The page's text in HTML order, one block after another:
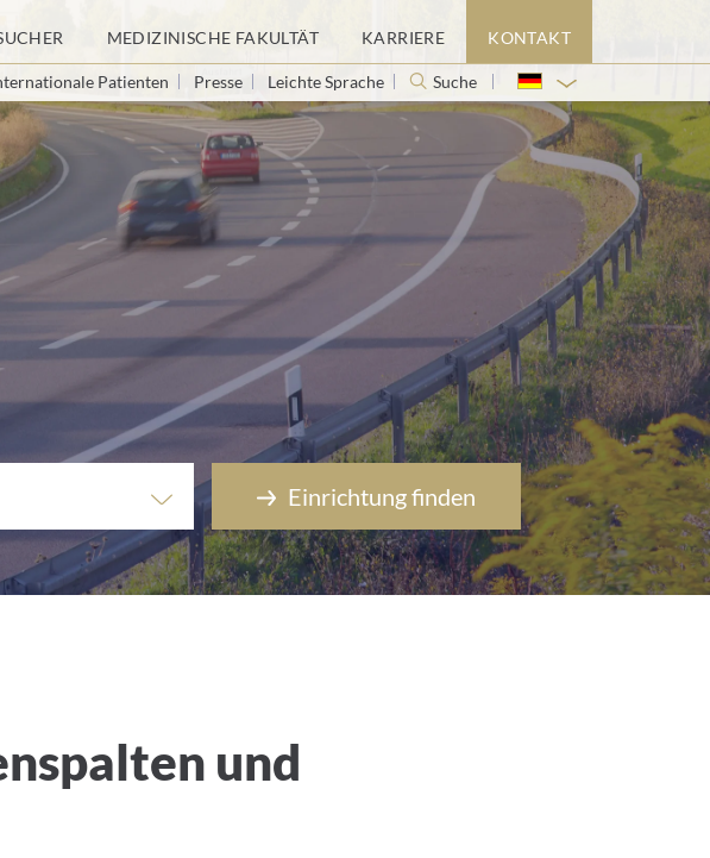
MEDIZINISCHE FAKULTÄT KARRIERE KONTAKT
Patienten Presse Leichte Sprache Suche
Einrichtung finden
und